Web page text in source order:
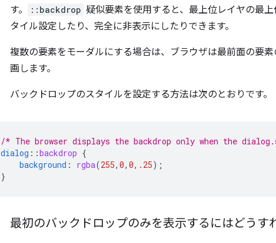
す。
::backdrop 疑似要素を使用すると、最上位レイヤの最
タイル設定したり、完全に非表示にしたりできます。
複数の要素をモーダルにする場合は、ブラウザは最前面の要
画します。
バックドロップのスタイルを設定する方法は次のとおりです。
/* The browser displays the backdrop only when the
dialog ::backdrop {
background : rgba(255, 0, 0, .25);
}
最初のバックドロップのみを表示するにはどうす